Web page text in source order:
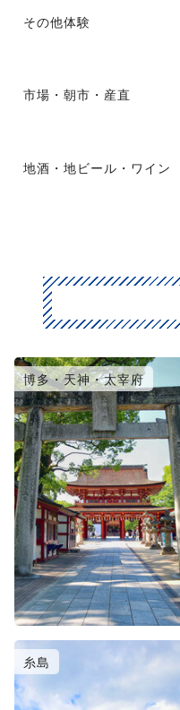
その他体験
市場・朝市・産直
地酒・地ビール・ワイン
博多・天神・太宰府
糸島